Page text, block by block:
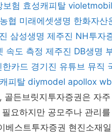
보험 효성캐피탈
농협 미래에셋생명 한화자산
삼성생명 제주진 NH투자
속도 측정 제주진 DB생명
한카드 경기진 유튜브 뮤직
피탈 diymodel apollox
든브릿지투자증권은 자
요하지만 공모주나 관리
베스트투자증권 현진소재